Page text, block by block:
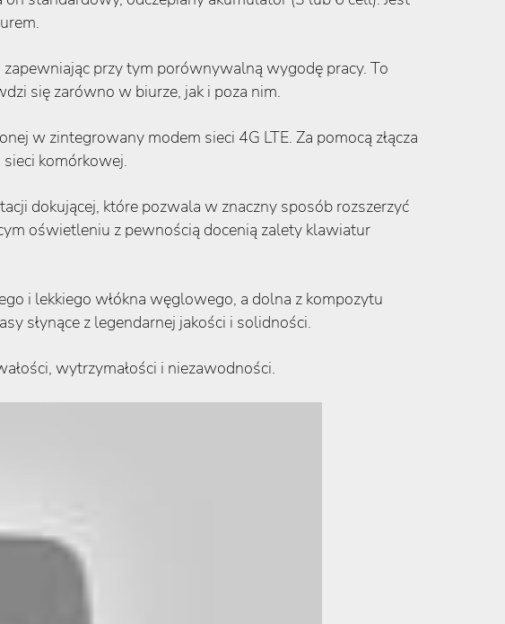
przy tym porównywalną wygodę pracy. To
się zarówno w biurze, jak i poza nim.
w zintegrowany modem sieci 4G LTE. Za pomocą złącza
komórkowej.
dokującej, które pozwala w znaczny sposób rozszerzyć
oświetleniu z pewnością docenią zalety klawiatur
i lekkiego włókna węglowego, a dolna z kompozytu
słynące z legendarnej jakości i solidności.
wytrzymałości i niezawodności.